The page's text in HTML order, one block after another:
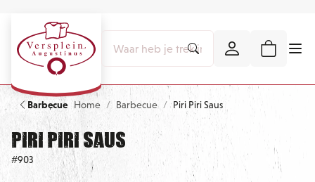
Barbecue Home Barbecue Piri Piri Saus
Piri Piri Saus
#903